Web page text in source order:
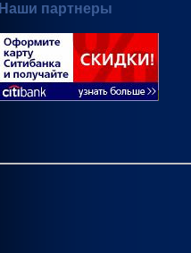
Наши партнеры